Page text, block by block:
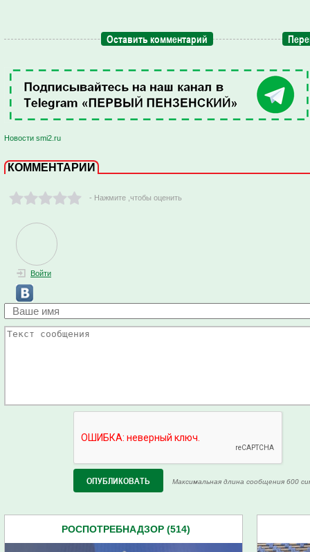
Оставить комментарий
Новости smi2.ru
КОММЕНТАРИИ
- Нажмите ,чтобы оценить
Войти
Максимальная длина сообщения 600
РОСПОТРЕБНАДЗОР (514)